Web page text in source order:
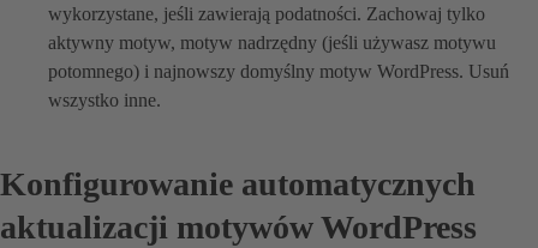
wykorzystane, jeśli zawierają podatności. Zachowaj tylko
aktywny motyw, motyw nadrzędny (jeśli używasz motywu
potomnego) i najnowszy domyślny motyw WordPress. Usuń
wszystko inne.
Konfigurowanie automatycznych
aktualizacji motywów WordPress